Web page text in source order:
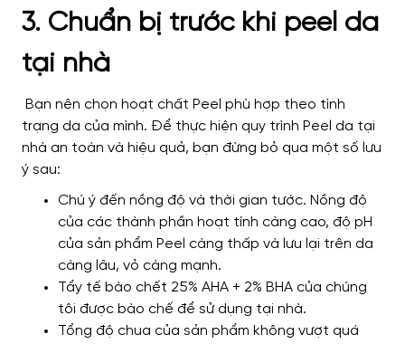
3. Chuẩn bị trước khi peel da
tại nhà
Bạn nên chọn hoạt chất Peel phù hợp theo tình
trạng da của mình. Để thực hiện quy trình Peel da tại
nhà an toàn và hiệu quả, bạn đừng bỏ qua một số lưu
ý sau:
Chú ý đến nồng độ và thời gian tước. Nồng độ
của các thành phần hoạt tính càng cao, độ pH
của sản phẩm Peel càng thấp và lưu lại trên da
càng lâu, vỏ càng mạnh.
Tẩy tế bào chết 25% AHA + 2% BHA của chúng
tôi được bào chế để sử dụng tại nhà.
Tổng độ chua của sản phẩm không vượt quá